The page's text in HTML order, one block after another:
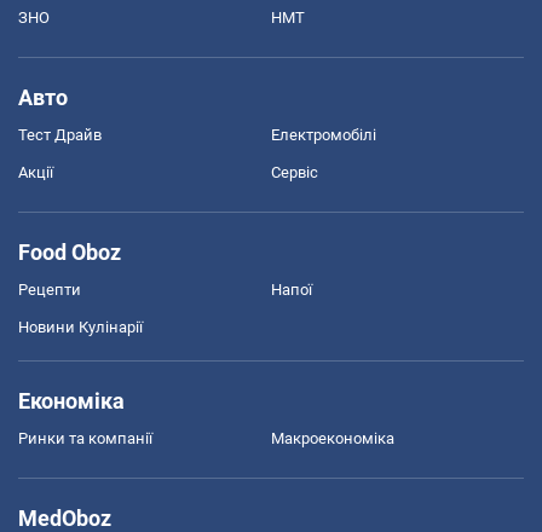
ЗНО НМТ
Авто
Тест Драйв Електромобілі
Акції Сервіс
Food Oboz
Рецепти Напої
Новини Кулінарії
Економіка
Ринки та компанії Макроекономіка
MedOboz